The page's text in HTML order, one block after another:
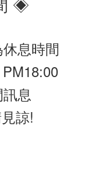
息時間
息
諒!